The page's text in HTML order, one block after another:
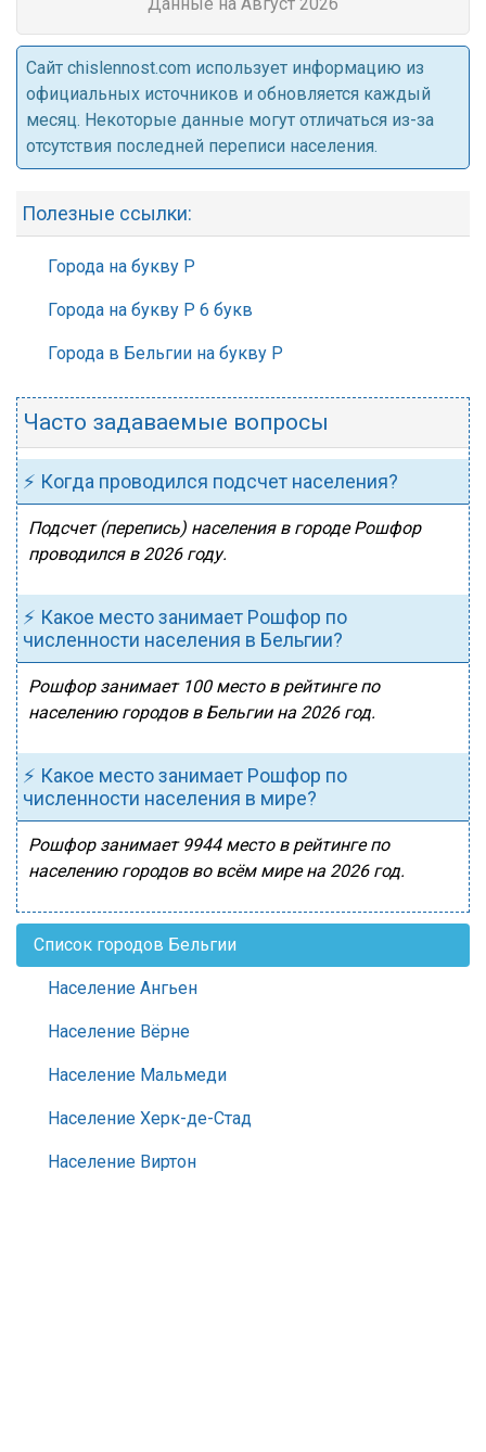
Cайт chislennost.com использует информацию из
официальных источников и обновляется каждый
месяц. Некоторые данные могут отличаться из-за
отсутствия последней переписи населения.
Полезные ссылки:
Города на букву Р
Города на букву Р 6 букв
Города в Бельгии на букву Р
Часто задаваемые вопросы
⚡ Когда проводился подсчет населения?
Подсчет (перепись) населения в городе Рошфор
проводился в 2026 году.
⚡ Какое место занимает Рошфор по
численности населения в Бельгии?
Рошфор занимает 100 место в рейтинге по
населению городов в Бельгии на 2026 год.
⚡ Какое место занимает Рошфор по
численности населения в мире?
Рошфор занимает 9944 место в рейтинге по
населению городов во всём мире на 2026 год.
Список городов Бельгии
Население Ангьен
Население Вёрне
Население Мальмеди
Население Херк-де-Стад
Население Виртон